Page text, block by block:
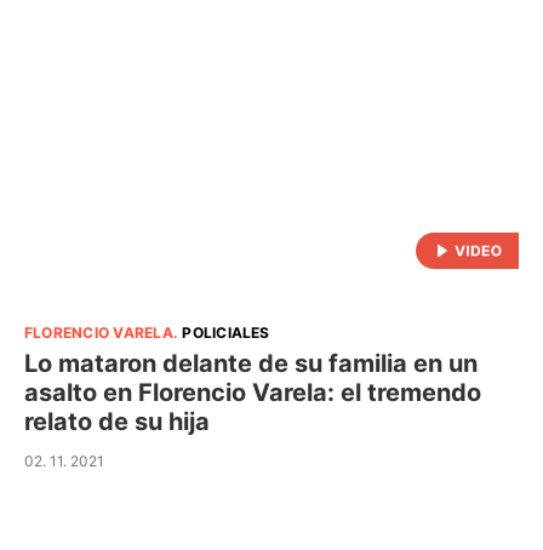
FLORENCIO VARELA.POLICIALES
Lo mataron delante de su familia en un
asalto en Florencio Varela: el tremendo
relato de su hija
02. 11. 2021